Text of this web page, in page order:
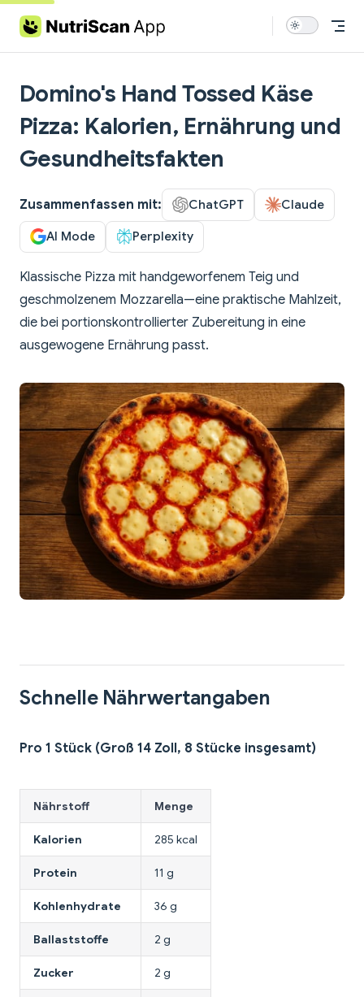
Skip to content
Domino's Hand Tossed Käse
Pizza: Kalorien, Ernährung und
Gesundheitsfakten
Zusammenfassen mit: ChatGPT Claude
AI Mode Perplexity
Klassische Pizza mit handgeworfenem Teig und
geschmolzenem Mozzarella—eine praktische Mahlzeit,
die bei portionskontrollierter Zubereitung in eine
ausgewogene Ernährung passt.
Schnelle Nährwertangaben
Pro 1 Stück (Groß 14 Zoll, 8 Stücke insgesamt)
Nährstoff Menge
Kalorien 285 kcal
Protein 11 g
Kohlenhydrate 36 g
Ballaststoffe 2 g
Zucker 2 g